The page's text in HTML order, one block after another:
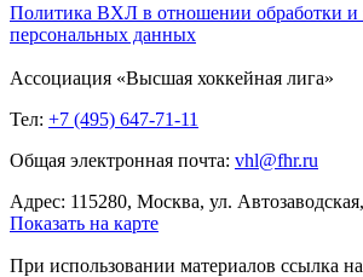
Политика ВХЛ в отношении обработки и
персональных данных
Ассоциация «Высшая хоккейная лига»
Тел: +7 (495) 647-71-11
Общая электронная почта: vhl@fhr.ru
Адрес: 115280, Москва, ул.
Показать на карте
При использовании материалов ссылка